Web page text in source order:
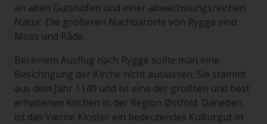
an alten Gutshöfen und einer abwechslungsreichen
Natur. Die größeren Nachbarorte von Rygge sind
Moss und Råde.
Bei einem Ausflug nach Rygge sollte man eine
Besichtigung der Kirche nicht auslassen. Sie stammt
aus dem Jahr 1140 und ist eine der größten und best
erhaltenen Kirchen in der Region Østfold. Daneben
ist das Værne Kloster ein bedeutendes Kulturgut in